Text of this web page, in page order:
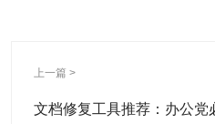
上一篇 >
文档修复工具推荐：办公党